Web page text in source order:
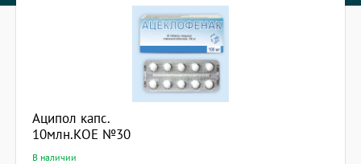
Аципол капс.
10млн.КОЕ №30
В наличии